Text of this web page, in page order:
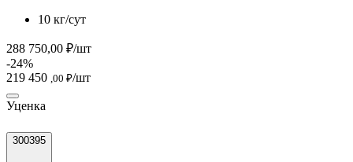
10 кг/сут
288 750,00 ₽/шт
-24%
219 450 ,00 ₽/шт
Уценка
300395